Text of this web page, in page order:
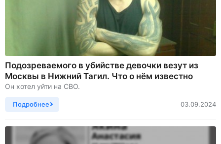
Подозреваемого в убийстве девочки везут из
Москвы в Нижний Тагил. Что о нём известно
Он хотел уйти на СВО.
Подробнее 03.09.2024